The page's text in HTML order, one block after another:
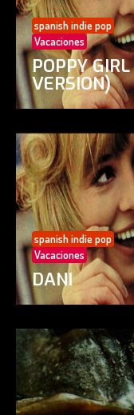
spanish indie pop
Vacaciones
POPPY
VERSION)
spanish indie pop
Vacaciones
DANI